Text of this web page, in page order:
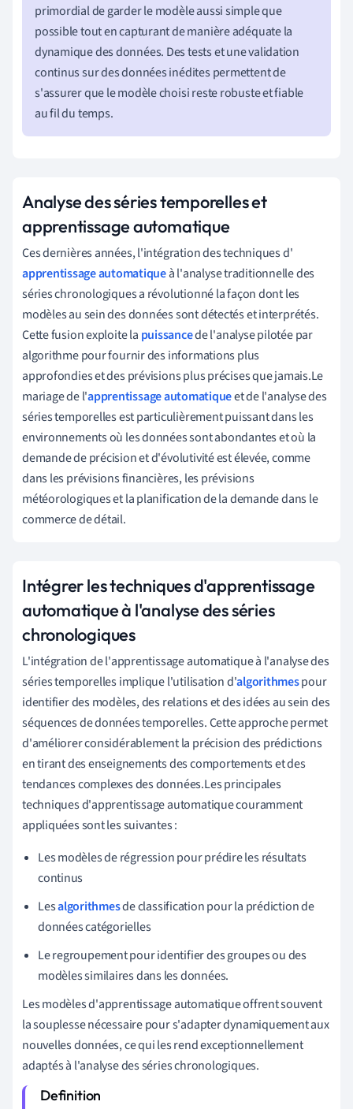
primordial de garder le modèle aussi simple que
possible tout en capturant de manière adéquate la
dynamique des données. Des tests et une validation
continus sur des données inédites permettent de
s'assurer que le modèle choisi reste robuste et fiable
au fil du temps.
Analyse des séries temporelles et
apprentissage automatique
Ces dernières années, l'intégration des techniques d'
apprentissage automatiqueà l'analyse traditionnelle des
séries chronologiques a révolutionné la façon dont les
modèles au sein des données sont détectés et interprétés.
Cette fusion exploite la puissancede l'analyse pilotée par
algorithme pour fournir des informations plus
approfondies et des prévisions plus précises que jamais.Le
mariage de l'apprentissage automatiqueet de l'analyse des
séries temporelles est particulièrement puissant dans les
environnements où les données sont abondantes et où la
demande de précision et d'évolutivité est élevée, comme
dans les prévisions financières, les prévisions
météorologiques et la planification de la demande dans le
commerce de détail.
Intégrer les techniques d'apprentissage
automatique à l'analyse des séries
chronologiques
L'intégration de l'apprentissage automatique à l'analyse des
séries temporelles implique l'utilisation d'algorithmespour
identifier des modèles, des relations et des idées au sein des
séquences de données temporelles. Cette approche permet
d'améliorer considérablement la précision des prédictions
en tirant des enseignements des comportements et des
tendances complexes des données.Les principales
techniques d'apprentissage automatique couramment
appliquées sont les suivantes :
Les modèles de régression pour prédire les résultats
continus
Lesalgorithmesde classification pour la prédiction de
données catégorielles
Le regroupement pour identifier des groupes ou des
modèles similaires dans les données.
Les modèles d'apprentissage automatique offrent souvent
la souplesse nécessaire pour s'adapter dynamiquement aux
nouvelles données, ce qui les rend exceptionnellement
adaptés à l'analyse des séries chronologiques.